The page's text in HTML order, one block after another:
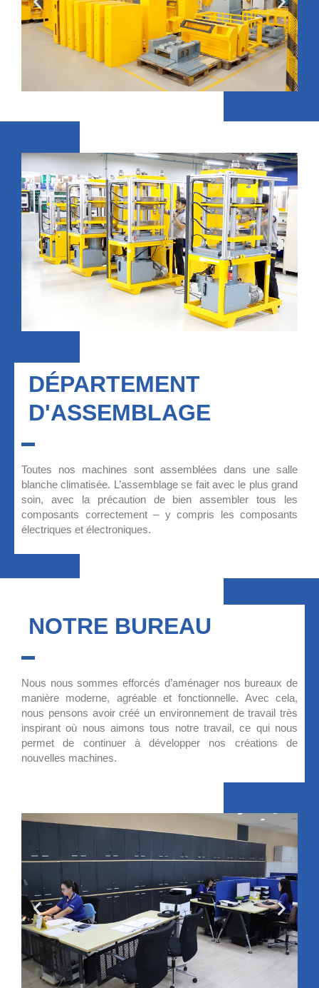
DÉPARTEMENT
D'ASSEMBLAGE
Toutes nos machines sont assemblées dans une salle
blanche climatisée. L’assemblage se fait avec le plus grand
soin, avec la précaution de bien assembler tous les
composants correctement – y compris les composants
électriques et électroniques.
NOTRE BUREAU
Nous nous sommes efforcés d’aménager nos bureaux de
manière moderne, agréable et fonctionnelle. Avec cela,
nous pensons avoir créé un environnement de travail très
inspirant où nous aimons tous notre travail, ce qui nous
permet de continuer à développer nos créations de
nouvelles machines.